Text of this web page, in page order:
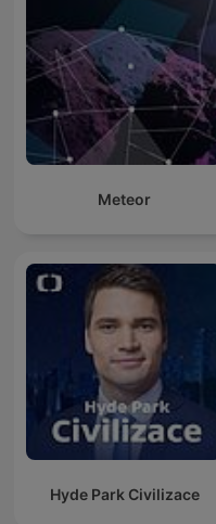
Meteor
Hyde Park Civilizace